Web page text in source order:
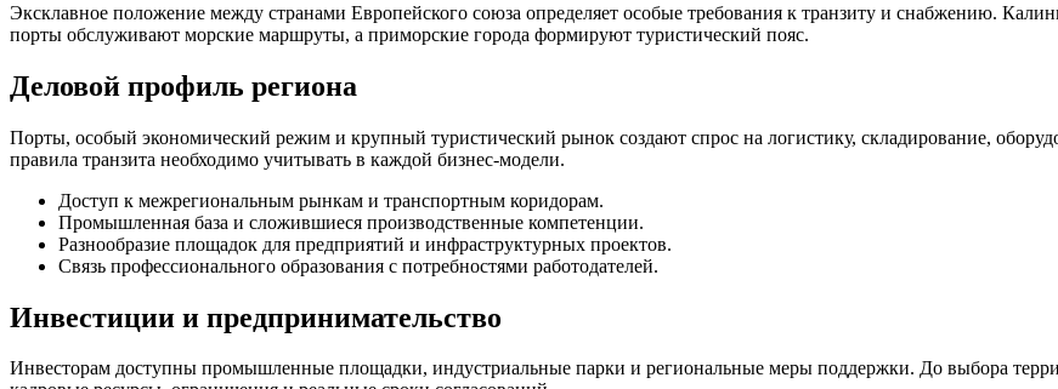
Эксклавное положение между странами Европейского союза определяет особые требования к транзиту и снабжению.
порты обслуживают морские маршруты, а приморские города формируют туристический пояс.
Деловой профиль региона
Порты, особый экономический режим и крупный туристический рынок создают спрос на логистику, складирование,
правила транзита необходимо учитывать в каждой бизнес-модели.
Доступ к межрегиональным рынкам и транспортным коридорам.
Промышленная база и сложившиеся производственные компетенции.
Разнообразие площадок для предприятий и инфраструктурных проектов.
Связь профессионального образования с потребностями работодателей.
Инвестиции и предпринимательство
Инвесторам доступны промышленные площадки, индустриальные парки и региональные меры поддержки. До выбора